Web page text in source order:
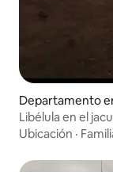
Departamento
Libélula en el
Ubicación ·